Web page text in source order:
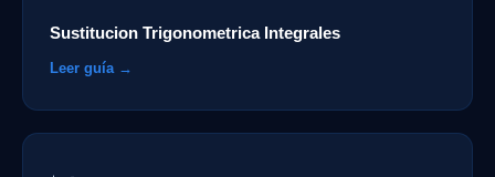
Sustitucion Trigonometrica Integrales
Leer guía →